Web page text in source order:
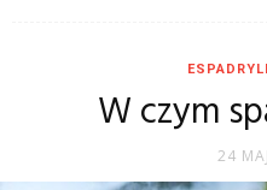
W czym
24